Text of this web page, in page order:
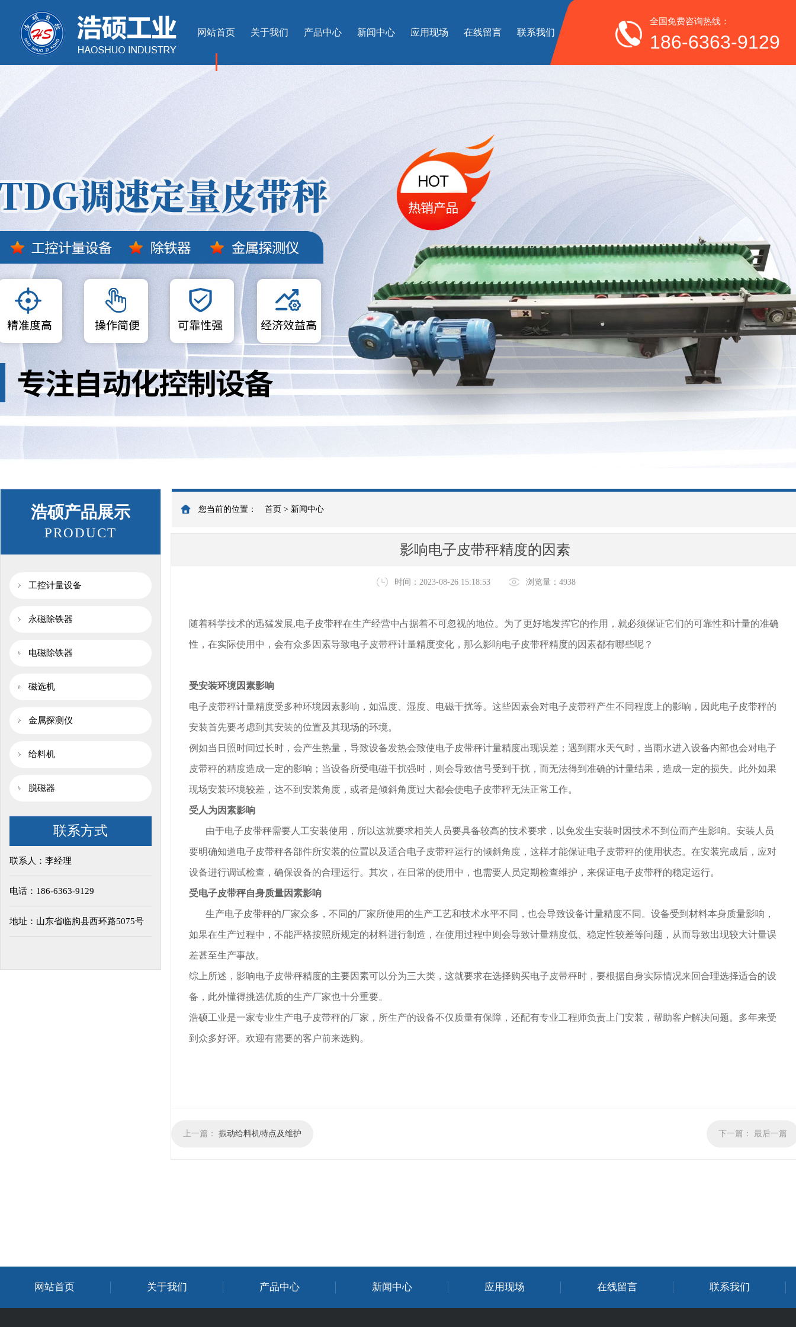
网站首页 关于我们 产品中心 新闻中心 应用现场 在线留言 联系我们
全国免费咨询热线：
186-6363-9129
浩硕产品展示
PRODUCT
工控计量设备
永磁除铁器
电磁除铁器
磁选机
金属探测仪
给料机
脱磁器
联系方式
联系人：李经理
电话：186-6363-9129
地址：山东省临朐县西环路5075号
您当前的位置： 首页 > 新闻中心
影响电子皮带秤精度的因素
时间：2023-08-26 15:18:53 浏览量：4938
随着科学技术的迅猛发展,电子皮带秤在生产经营中占据着不可忽视的地位。为了更好地发挥它的作用，就必须保证它们的可靠性和计量的准确
性，在实际使用中，会有众多因素导致电子皮带秤计量精度变化，那么影响电子皮带秤精度的因素都有哪些呢？
受安装环境因素影响
电子皮带秤计量精度受多种环境因素影响，如温度、湿度、电磁干扰等。这些因素会对电子皮带秤产生不同程度上的影响，因此电子皮带秤的
安装首先要考虑到其安装的位置及其现场的环境。
例如当日照时间过长时，会产生热量，导致设备发热会致使电子皮带秤计量精度出现误差；遇到雨水天气时，当雨水进入设备内部也会对电子
皮带秤的精度造成一定的影响；当设备所受电磁干扰强时，则会导致信号受到干扰，而无法得到准确的计量结果，造成一定的损失。此外如果
现场安装环境较差，达不到安装角度，或者是倾斜角度过大都会使电子皮带秤无法正常工作。
受人为因素影响
由于电子皮带秤需要人工安装使用，所以这就要求相关人员要具备较高的技术要求，以免发生安装时因技术不到位而产生影响。安装人员
要明确知道电子皮带秤各部件所安装的位置以及适合电子皮带秤运行的倾斜角度，这样才能保证电子皮带秤的使用状态。在安装完成后，应对
设备进行调试检查，确保设备的合理运行。其次，在日常的使用中，也需要人员定期检查维护，来保证电子皮带秤的稳定运行。
受电子皮带秤自身质量因素影响
生产电子皮带秤的厂家众多，不同的厂家所使用的生产工艺和技术水平不同，也会导致设备计量精度不同。设备受到材料本身质量影响，
如果在生产过程中，不能严格按照所规定的材料进行制造，在使用过程中则会导致计量精度低、稳定性较差等问题，从而导致出现较大计量误
差甚至生产事故。
综上所述，影响电子皮带秤精度的主要因素可以分为三大类，这就要求在选择购买电子皮带秤时，要根据自身实际情况来回合理选择适合的设
备，此外懂得挑选优质的生产厂家也十分重要。
浩硕工业是一家专业生产电子皮带秤的厂家，所生产的设备不仅质量有保障，还配有专业工程师负责上门安装，帮助客户解决问题。多年来受
到众多好评。欢迎有需要的客户前来选购。
上一篇： 振动给料机特点及维护 下一篇： 最后一篇
网站首页 关于我们 产品中心 新闻中心 应用现场 在线留言 联系我们